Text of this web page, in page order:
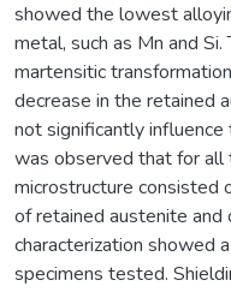
showed the lowest
metal, such as Mn and
martensitic
decrease in the retained
not significantly
was observed that for
microstructure consisted
of retained austenite and
characterization showed
specimens tested.